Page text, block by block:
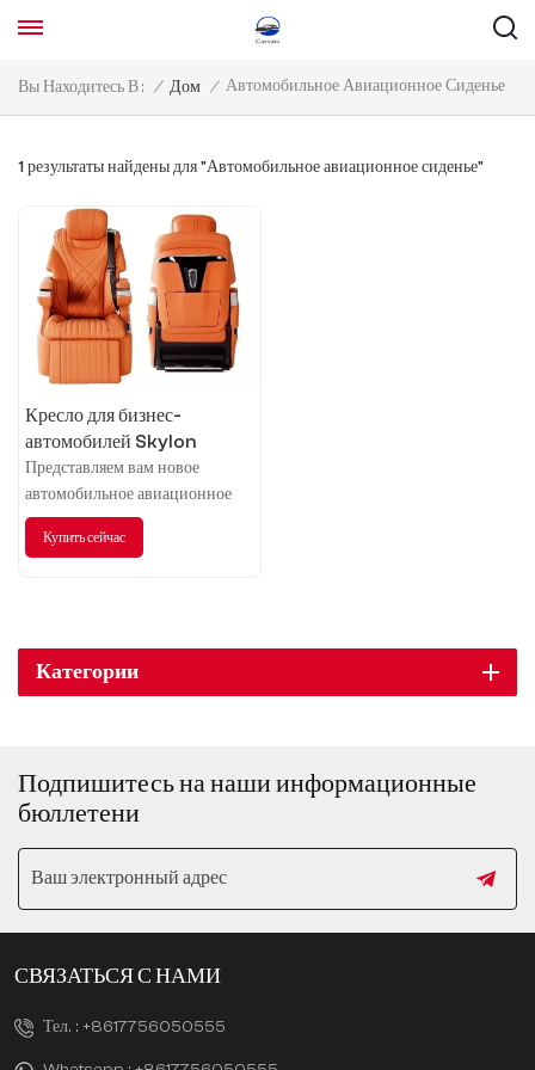
Вы Находитесь В : / Дом / Автомобильное Авиационное Сиденье
1 результаты найдены для "Автомобильное авиационное сиденье"
Кресло для бизнес-
автомобилей Skylon
Представляем вам новое
автомобильное авиационное
кресло, которое сделает ваш
опыт вождения совершенно
Купить сейчас
Категории
Подпишитесь на наши информационные
бюллетени
СВЯЗАТЬСЯ С НАМИ
Тел. : +8617756050555